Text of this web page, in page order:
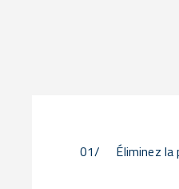
01/ Éliminez